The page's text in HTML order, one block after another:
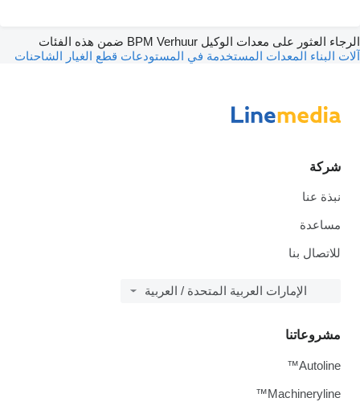
الرجاء العثور على معدات الوكيل BPM Verhuur ضمن هذه الفئات
آلات البناء المعدات المستخدمة في المستودعات قطع الغيار الشاحنات
شركة
نبذة عنا
مساعدة
للاتصال بنا
الإمارات العربية المتحدة / العربية
مشروعاتنا
Autoline™
Machineryline™